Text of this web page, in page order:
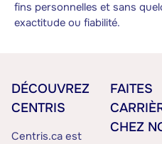
fins personnelles et sans
exactitude ou fiabilité.
DÉCOUVREZ
CENTRIS
Centris.ca est
FAITES
CHEZ